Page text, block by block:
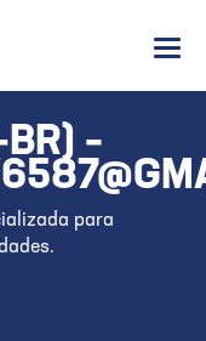
–
para